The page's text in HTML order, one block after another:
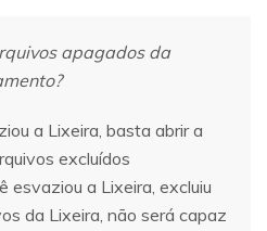
apagados da
a Lixeira, basta abrir a
excluídos
esvaziou a Lixeira, excluiu
da Lixeira, não será capaz